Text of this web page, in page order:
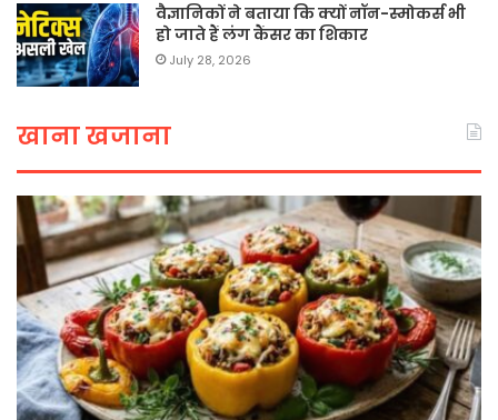
वैज्ञानिकों ने बताया कि क्यों नॉन-स्मोकर्स भी
हो जाते हैं लंग कैंसर का शिकार
July 28, 2026
खाना खजाना